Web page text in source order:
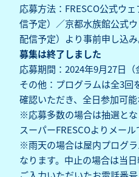
応募方法：FRESCO公式ウ
信予定）／京都水族館公式
配信予定）より事前申し込み
募集は終了しました
応募期間：2024年9月27日（
その他：プログラムは全3回
確認いただき、全日参加可能
※応募多数の場合は抽選と
スーパーFRESCOよりメール
※雨天の場合は屋内プログ
なります。中止の場合は当